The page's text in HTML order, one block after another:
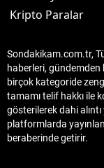
Kripto Paralar
Sondakikam.com.tr,
haberleri,
birçok kategoride
tamamı telif hakkı ile
gösterilerek dahi
platformlarda
beraberinde getirir.